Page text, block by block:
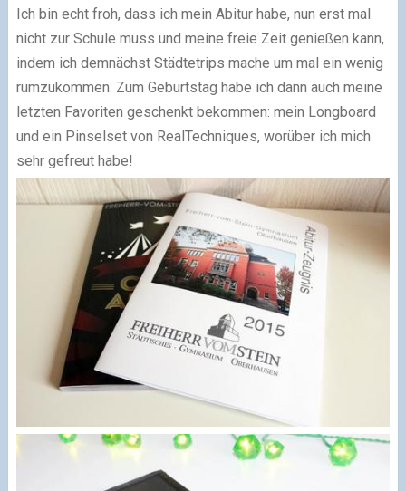
Ich bin echt froh, dass ich mein Abitur habe, nun erst mal
nicht zur Schule muss und meine freie Zeit genießen kann,
indem ich demnächst Städtetrips mache um mal ein wenig
rumzukommen. Zum Geburtstag habe ich dann auch meine
letzten Favoriten geschenkt bekommen: mein Longboard
und ein Pinselset von RealTechniques, worüber ich mich
sehr gefreut habe!